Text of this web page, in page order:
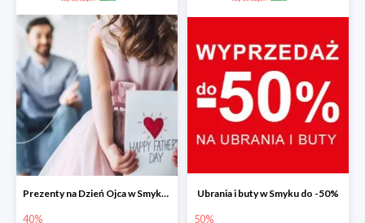
Prezenty na Dzień Ojca w Smyku do -40%
40%
Ubrania i buty w Smyku do -50%
50%